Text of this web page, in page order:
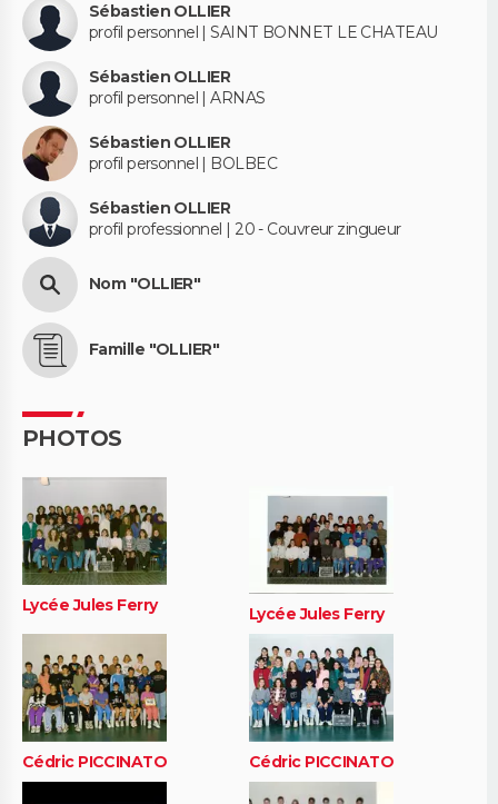
Sébastien OLLIER
profil personnel | SAINT BONNET LE CHATEAU
Sébastien OLLIER
profil personnel | ARNAS
Sébastien OLLIER
profil personnel | BOLBEC
Sébastien OLLIER
profil professionnel | 20 - Couvreur zingueur
Nom "OLLIER"
Famille "OLLIER"
PHOTOS
Lycée Jules Ferry Lycée Jules Ferry
Cédric PICCINATO Cédric PICCINATO